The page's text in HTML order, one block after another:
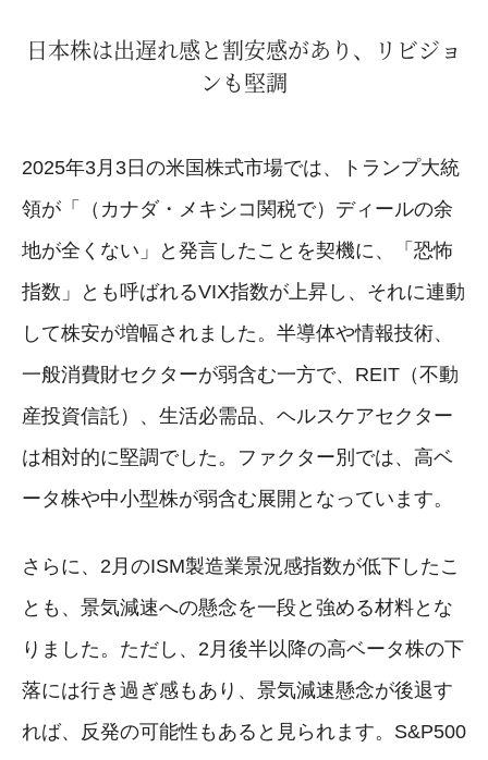
日本株は出遅れ感と割安感があり、リビジョ
ンも堅調
2025年3月3日の米国株式市場では、トランプ大統
領が「（カナダ・メキシコ関税で）ディールの余
地が全くない」と発言したことを契機に、「恐怖
指数」とも呼ばれるVIX指数が上昇し、それに連動
して株安が増幅されました。半導体や情報技術、
一般消費財セクターが弱含む一方で、REIT（不動
産投資信託）、生活必需品、ヘルスケアセクター
は相対的に堅調でした。ファクター別では、高ベ
ータ株や中小型株が弱含む展開となっています。
さらに、2月のISM製造業景況感指数が低下したこ
とも、景気減速への懸念を一段と強める材料とな
りました。ただし、2月後半以降の高ベータ株の下
落には行き過ぎ感もあり、景気減速懸念が後退す
れば、反発の可能性もあると見られます。S&P500